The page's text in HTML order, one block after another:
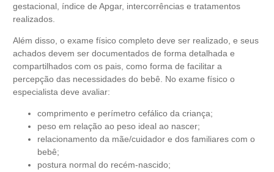
gestacional, índice de Apgar, intercorrências e tratamentos
realizados.
Além disso, o exame físico completo deve ser realizado, e seus
achados devem ser documentados de forma detalhada e
compartilhados com os pais, como forma de facilitar a
percepção das necessidades do bebê. No exame físico o
especialista deve avaliar:
comprimento e perímetro cefálico da criança;
peso em relação ao peso ideal ao nascer;
relacionamento da mãe/cuidador e dos familiares com o
bebê;
postura normal do recém-nascido;